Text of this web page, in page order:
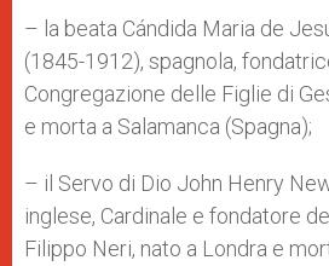
– la beata Cándida Maria de
(1845-1912), spagnola,
Congregazione delle Figlie di
e morta a Salamanca (Spagna);
– il Servo di Dio John Henry
inglese, Cardinale e fondatore
Filippo Neri, nato a Londra e